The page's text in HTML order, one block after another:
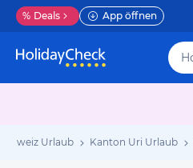
% Deals App öffnen
Schweiz Urlaub Kanton Uri Urlaub